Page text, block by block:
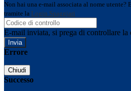
Non hai una e-mail associata al nome utente?
tramite la Login Spaggiari
E-mail inviata, si prega di controllare la
Errore
Chiudi
Successo